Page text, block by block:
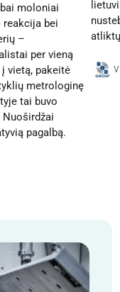
moloniai
bei
–
per vieną
vietą, pakeitė
metrologinę
tai buvo
pagalbą.